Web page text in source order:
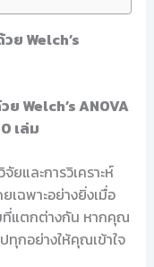
ย Welch’s
Welch’s ANOVA
เล่ม
และการวิเคราะห์
เฉพาะอย่างยิ่งเมื่อ
ที่แตกต่างกัน หากคุณ
กอย่างให้คุณเข้าใจ